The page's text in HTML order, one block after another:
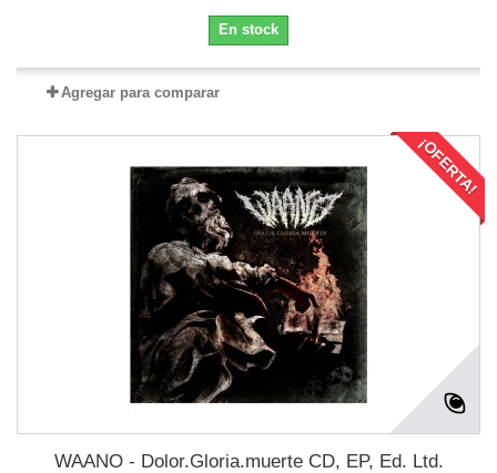
En stock
Agregar para comparar
¡OFERTA!
WAANO - Dolor.Gloria.muerte CD, EP, Ed. Ltd.